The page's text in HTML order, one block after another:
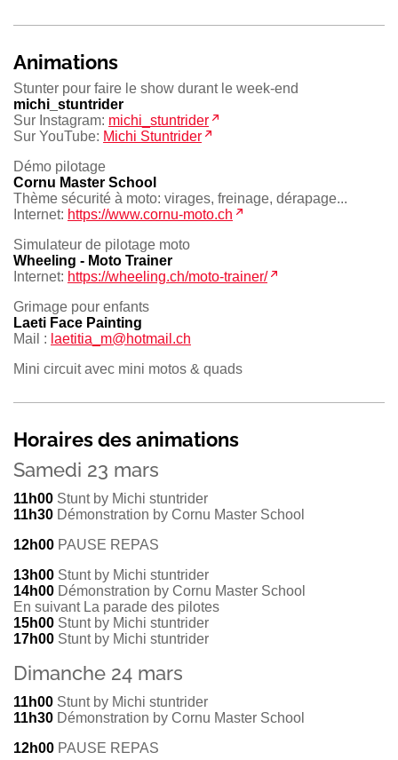
Animations
Stunter pour faire le show durant le week-end
michi_stuntrider
Sur Instagram: michi_stuntrider
Sur YouTube: Michi Stuntrider
Démo pilotage
Cornu Master School
Thème sécurité à moto: virages, freinage, dérapage...
Internet: https://www.cornu-moto.ch
Simulateur de pilotage moto
Wheeling - Moto Trainer
Internet: https://wheeling.ch/moto-trainer/
Grimage pour enfants
Laeti Face Painting
Mail : laetitia_m@hotmail.ch
Mini circuit avec mini motos & quads
Horaires des animations
Samedi 23 mars
11h00 Stunt by Michi stuntrider
11h30 Démonstration by Cornu Master School
12h00 PAUSE REPAS
13h00 Stunt by Michi stuntrider
14h00 Démonstration by Cornu Master School
En suivant La parade des pilotes
15h00 Stunt by Michi stuntrider
17h00 Stunt by Michi stuntrider
Dimanche 24 mars
11h00 Stunt by Michi stuntrider
11h30 Démonstration by Cornu Master School
12h00 PAUSE REPAS